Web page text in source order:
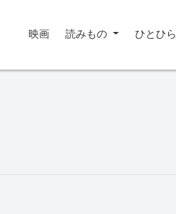
映画 読みもの ひとひら